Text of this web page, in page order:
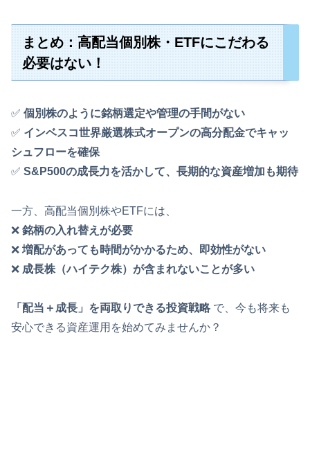
まとめ：高配当個別株・ETFにこだわる
必要はない！
✅ 個別株のように銘柄選定や管理の手間がない
✅ インベスコ世界厳選株式オープンの高分配金でキャッ
シュフローを確保
✅ S&P500の成長力を活かして、長期的な資産増加も期待
一方、高配当個別株やETFには、
❌ 銘柄の入れ替えが必要
❌ 増配があっても時間がかかるため、即効性がない
❌ 成長株（ハイテク株）が含まれないことが多い
「配当＋成長」を両取りできる投資戦略 で、今も将来も
安心できる資産運用を始めてみませんか？